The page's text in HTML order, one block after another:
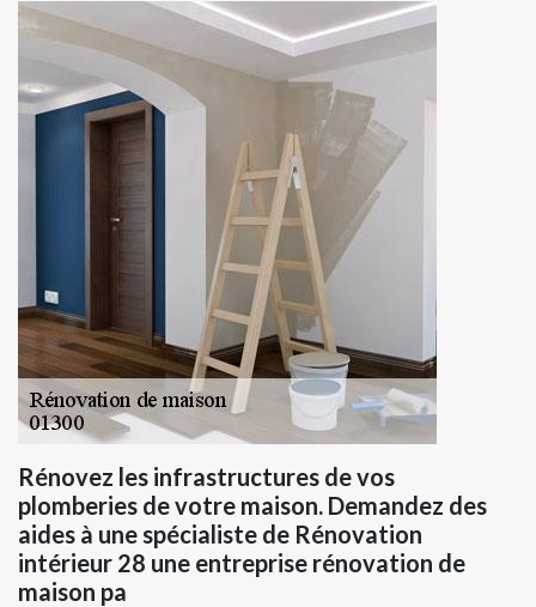
Rénovez les infrastructures de vos
plomberies de votre maison. Demandez des
aides à une spécialiste de Rénovation
intérieur 28 une entreprise rénovation de
maison pa